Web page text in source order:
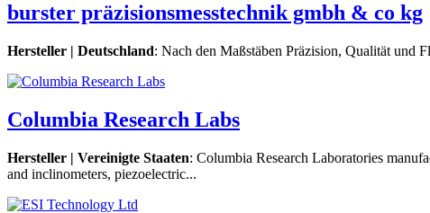
burster präzisionsmesstechnik gmbh & co kg
Hersteller | Deutschland: Nach den Maßstäben Präzision, Qualität und
Columbia Research Labs
Hersteller | Vereinigte Staaten: Columbia Research Laboratories
and inclinometers, piezoelectric...